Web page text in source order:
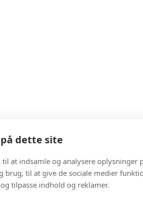
dette site
at indsamle og analysere oplysninger
brug, til at give de sociale medier
tilpasse indhold og reklamer.